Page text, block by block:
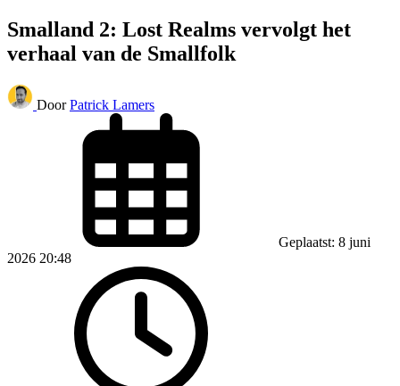
Smalland 2: Lost Realms vervolgt het
verhaal van de Smallfolk
Door Patrick Lamers
Geplaatst: 8 juni
2026 20:48